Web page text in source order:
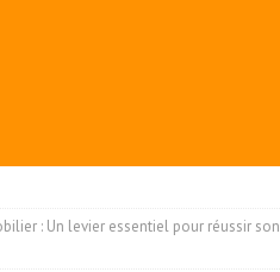
: Un levier essentiel pour réussir son